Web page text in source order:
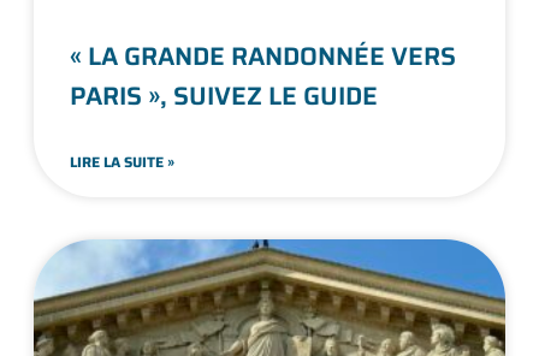
« LA GRANDE RANDONNÉE VERS
PARIS », SUIVEZ LE GUIDE
LIRE LA SUITE »